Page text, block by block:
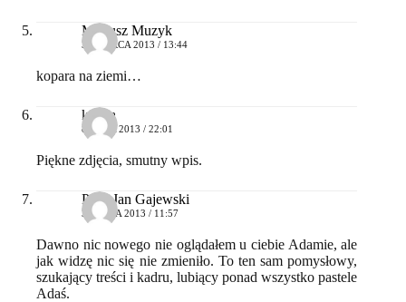
Mariusz Muzyk
31 MARCA 2013 / 13:44
kopara na ziemi…
kahpa
8 MAJA 2013 / 22:01
Piękne zdjęcia, smutny wpis.
Piotr Jan Gajewski
30 MAJA 2013 / 11:57
Dawno nic nowego nie oglądałem u ciebie Adamie, ale
jak widzę nic się nie zmieniło. To ten sam pomysłowy,
szukający treści i kadru, lubiący ponad wszystko pastele
Adaś.